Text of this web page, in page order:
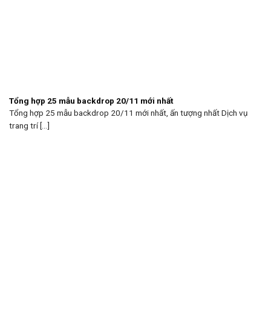
Tổng hợp 25 mẫu backdrop 20/11 mới nhất
Tổng hợp 25 mẫu backdrop 20/11 mới nhất, ấn tượng nhất Dịch vụ
trang trí [...]